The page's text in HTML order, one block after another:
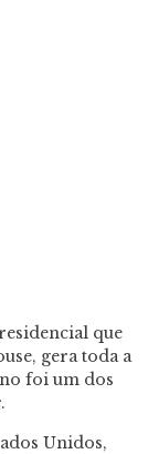
que
gera toda a
foi um dos
.
Unidos,